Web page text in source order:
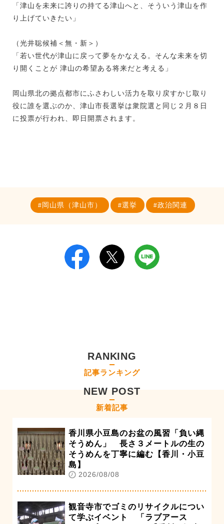
「津山を未来に誇りの持てる津山へと、そういう津山を作
り上げていきたい」
（光井聡候補＜無・新＞）
「若い世代が津山に戻って夢をかなえる。そんな未来を切
り開くことが 津山の希望ある将来だと考える」
岡山県北の拠点都市にふさわしい活力を取り戻すかじ取り
役に誰を選ぶのか、津山市長選挙は衆院選と同じ２月８日
に投票が行われ、即日開票されます。
岡山県（津山市） 選挙 政治関連
RANKING
記事ランキング
NEW POST
新着記事
香川県小豆島のお盆の風習「負い縄
そうめん」 長さ３メートルの生の
そうめんを丁寧に編む【香川・小豆
島】
2026/08/08
観音寺市でゴミのリサイクルについ
て学ぶイベント 「ラブアース